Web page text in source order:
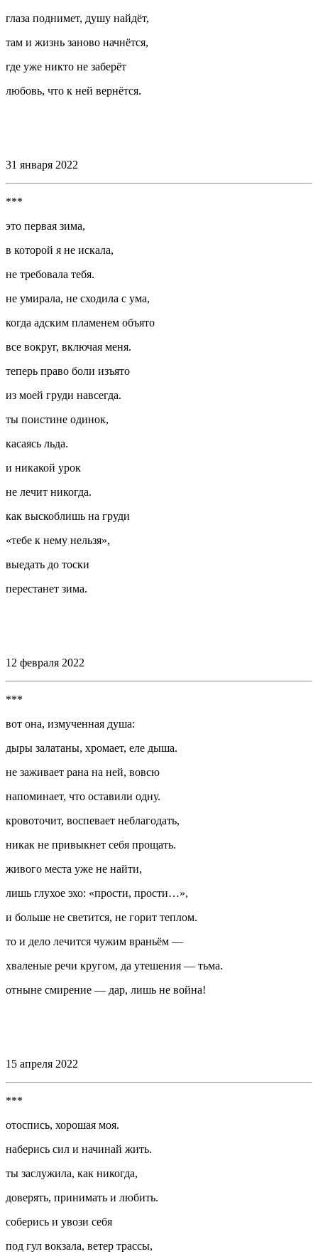
глаза поднимет, душу найдёт,
там и жизнь заново начнётся,
где уже никто не заберёт
любовь, что к ней вернётся.
31 января 2022
***
это первая зима,
в которой я не искала,
не требовала тебя.
не умирала, не сходила с ума,
когда адским пламенем объято
все вокруг, включая меня.
теперь право боли изъято
из моей груди навсегда.
ты поистине одинок,
касаясь льда.
и никакой урок
не лечит никогда.
как выскоблишь на груди
«тебе к нему нельзя»,
выедать до тоски
перестанет зима.
12 февраля 2022
***
вот она, измученная душа:
дыры залатаны, хромает, еле дыша.
не заживает рана на ней, вовсю
напоминает, что оставили одну.
кровоточит, воспевает неблагодать,
никак не привыкнет себя прощать.
живого места уже не найти,
лишь глухое эхо: «прости, прости…»,
и больше не светится, не горит теплом.
то и дело лечится чужим враньём —
хваленые речи кругом, да утешения — тьма.
отныне смирение — дар, лишь не война!
15 апреля 2022
***
отоспись, хорошая моя.
наберись сил и начинай жить.
ты заслужила, как никогда,
доверять, принимать и любить.
соберись и увози себя
под гул вокзала, ветер трассы,